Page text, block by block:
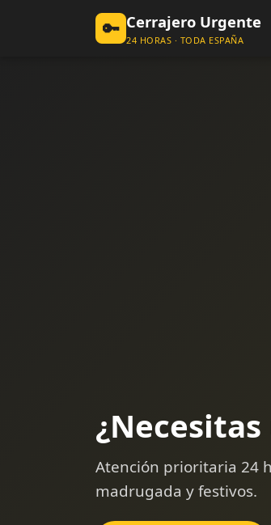
🔑 Cerrajero Urgente
24 HORAS · TODA ESPAÑA
Atención prioritaria 24
madrugada y festivos.